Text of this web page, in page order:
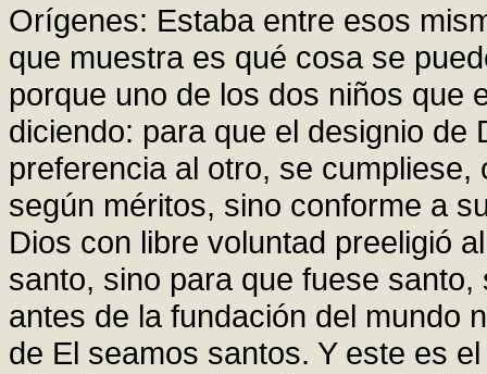
Orígenes: Estaba entre esos
que muestra es qué cosa se
porque uno de los dos niños que
diciendo: para que el designio
preferencia al otro, se
según méritos, sino conforme a
Dios con libre voluntad preeligió
santo, sino para que fuese
antes de la fundación del mundo
de El seamos santos. Y este es